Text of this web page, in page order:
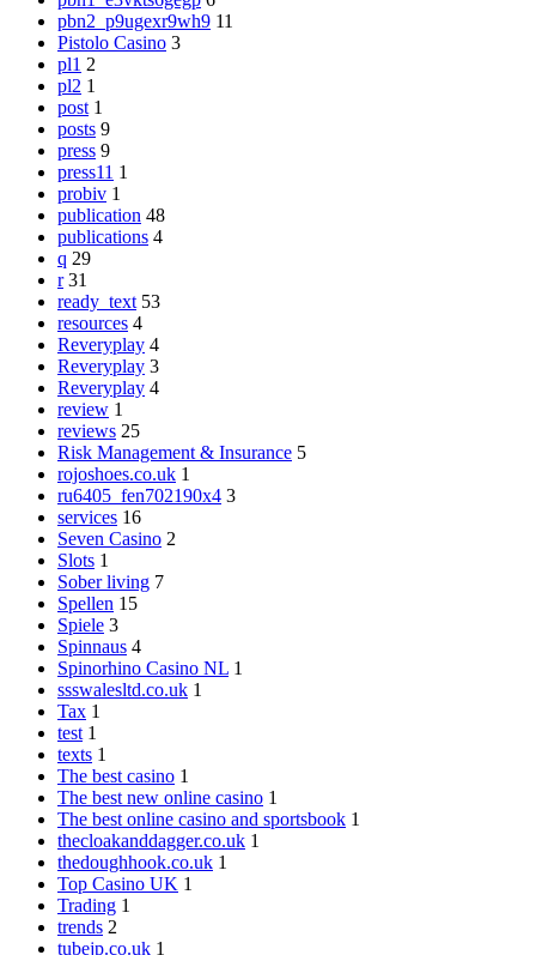
pbn2_p9ugexr9wh9 11
Pistolo Casino 3
pl1 2
pl2 1
post 1
posts 9
press 9
press11 1
probiv 1
publication 48
publications 4
q 29
r 31
ready_text 53
resources 4
Reveryplay 4
Reveryplay 3
Reveryplay 4
review 1
reviews 25
Risk Management & Insurance 5
rojoshoes.co.uk 1
ru6405_fen702190x4 3
services 16
Seven Casino 2
Slots 1
Sober living 7
Spellen 15
Spiele 3
Spinnaus 4
Spinorhino Casino NL 1
ssswalesltd.co.uk 1
Tax 1
test 1
texts 1
The best casino 1
The best new online casino 1
The best online casino and sportsbook 1
thecloakanddagger.co.uk 1
thedoughhook.co.uk 1
Top Casino UK 1
Trading 1
trends 2
tubejp.co.uk 1